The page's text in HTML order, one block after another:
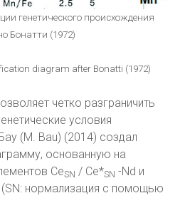
генетического происхождения
Бонатти (1972)
diagram after Bonatti (1972)
четко разграничить
условия
(М. Bau) (2014) создал
основанную на
CeSN / Ce*SN -Nd и
(SN: нормализация с помощью